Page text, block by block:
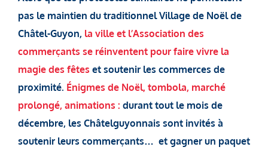
pas le maintien du traditionnel Village de Noël de
Châtel-Guyon, la ville et l’Association des
commerçants se réinventent pour faire vivre la
magie des fêtes et soutenir les commerces de
proximité. Énigmes de Noël, tombola, marché
prolongé, animations : durant tout le mois de
décembre, les Châtelguyonnais sont invités à
soutenir leurs commerçants… et gagner un paquet